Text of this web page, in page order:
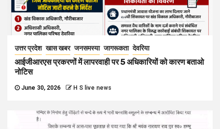
उत्तर प्रदेश खास खबर जनसमस्या जागरूकता देवरिया
आईजीआरएस प्रकरणों में लापरवाही पर 5 अधिकारियों को कारण बताओ
नोटिस
June 30, 2026 H S live news